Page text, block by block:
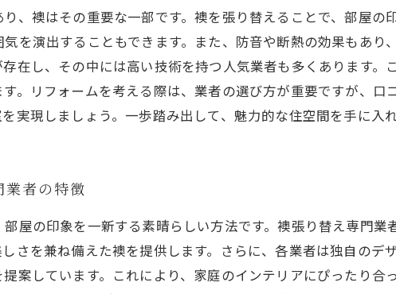
、襖はその重要な一部です。襖を張り替えることで、部屋の
を演出することもできます。また、防音や断熱の効果もあり
在し、その中には高い技術を持つ人気業者も多くあります。
。リフォームを考える際は、業者の選び方が重要ですが、口
実現しましょう。一歩踏み出して、魅力的な住空間を手に入
者の特徴
屋の印象を一新する素晴らしい方法です。襖張り替え専門業
さを兼ね備えた襖を提供します。さらに、各業者は独自のデ
案しています。これにより、家庭のインテリアにぴったり合